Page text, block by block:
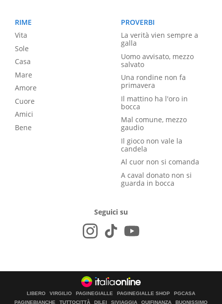
RIME
Vita
Sole
Casa
Mare
Amore
Cuore
Amici
Bene
PROVERBI
La verità vien sempre a
galla
Uomo avvisato, mezzo
salvato
Una rondine non fa
primavera
Il mattino ha l'oro in
bocca
Mal comune, mezzo
gaudio
Il gioco non vale la
candela
Al cuor non si comanda
A caval donato non si
guarda in bocca
Seguici su
LIBERO VIRGILIO PAGINEGIALLE PAGINEGIALLE SHOP
PGCASA
PAGINEBIANCHE
TUTTOCITTÀ DILEI SIVIAGGIA QUIFINANZA BUONISSIMO